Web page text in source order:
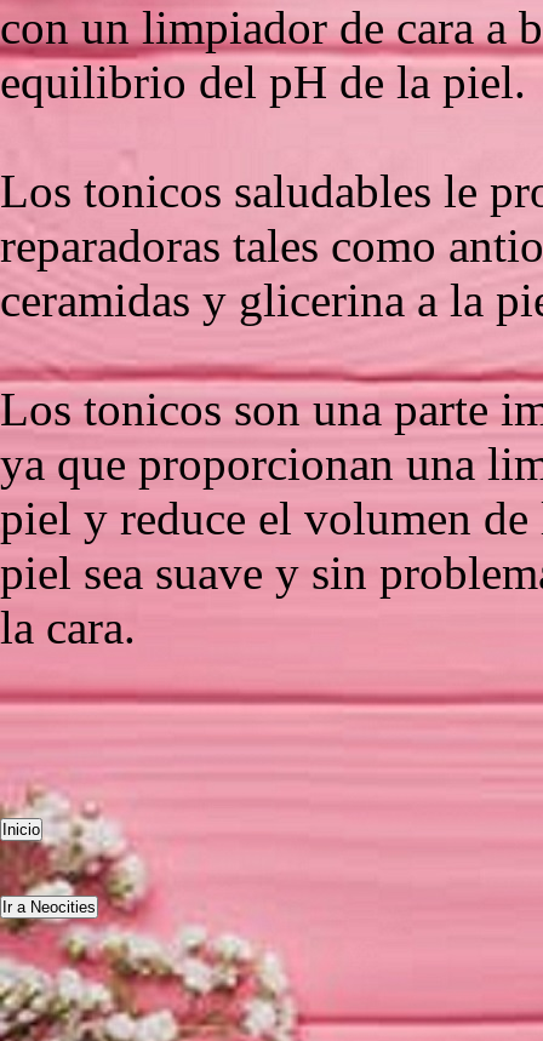
con un limpiador de cara a
equilibrio del pH de la piel.
Los tonicos saludables le
reparadoras tales como
ceramidas y glicerina a la
Los tonicos son una parte
ya que proporcionan una
piel y reduce el volumen
piel sea suave y sin
la cara.